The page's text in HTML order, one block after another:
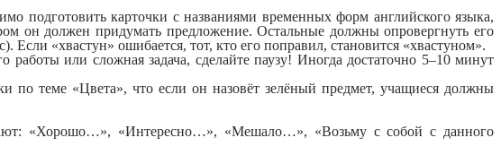
подготовить карточки с названиями временных форм английского языка,
он должен придумать предложение. Остальные должны опровергнуть его
«хвастун» ошибается, тот, кто его поправил, становится «хвастуном».
или сложная задача, сделайте паузу! Иногда достаточно 5–10 минут
по теме «Цвета», что если он назовёт зелёный предмет, учащиеся должны
«Хорошо…», «Интересно…», «Мешало…», «Возьму с собой с данного